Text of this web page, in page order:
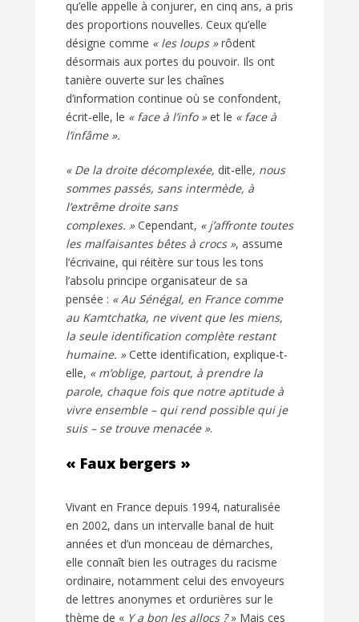
qu’elle appelle à conjurer, en cinq ans, a pris
des proportions nouvelles. Ceux qu’elle
désigne comme « les loups »rôdent
désormais aux portes du pouvoir. Ils ont
tanière ouverte sur les chaînes
d’information continue où se confondent,
écrit-elle, le « face à l’info »et le « face à
l’infâme ».
« De la droite décomplexée, dit-elle, nous
sommes passés, sans intermède, à
l’extrême droite sans
complexes. »Cependant, « j’affronte toutes
les malfaisantes bêtes à crocs », assume
l’écrivaine, qui réitère sur tous les tons
l’absolu principe organisateur de sa
pensée : « Au Sénégal, en France comme
au Kamtchatka, ne vivent que les miens,
la seule identification complète restant
humaine. »Cette identification, explique-t-
elle, « m’oblige, partout, à prendre la
parole, chaque fois que notre aptitude à
vivre ensemble – qui rend possible qui je
suis – se trouve menacée ».
« Faux bergers »
Vivant en France depuis 1994, naturalisée
en 2002, dans un intervalle banal de huit
années et d’un monceau de démarches,
elle connaît bien les outrages du racisme
ordinaire, notamment celui des envoyeurs
de lettres anonymes et ordurières sur le
thème de « Y a bon les allocs ?» Mais ces